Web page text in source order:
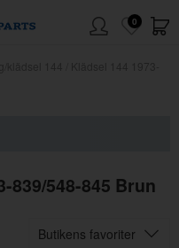
0
839/548-845 Brun
Butikens favoriter